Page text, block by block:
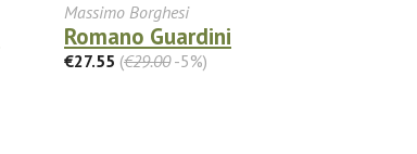
Massimo Borghesi
Romano Guardini
€27.55 (€29.00-5%)